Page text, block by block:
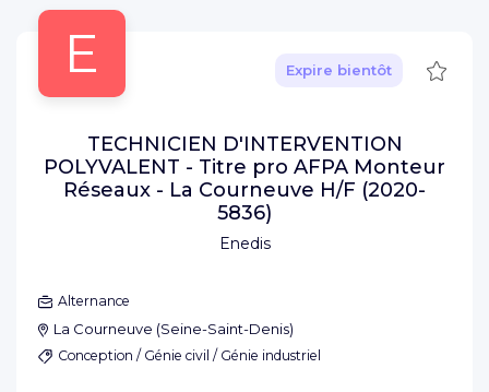
E
Enedis
Expire bientôt
TECHNICIEN D'INTERVENTION
POLYVALENT - Titre pro AFPA Monteur
Réseaux - La Courneuve H/F (2020-
5836)
Alternance
La Courneuve (Seine-Saint-Denis)
Conception / Génie civil / Génie industriel